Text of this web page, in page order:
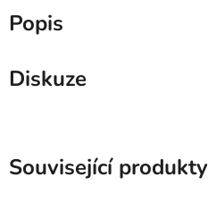
Popis
Diskuze
Související produkty